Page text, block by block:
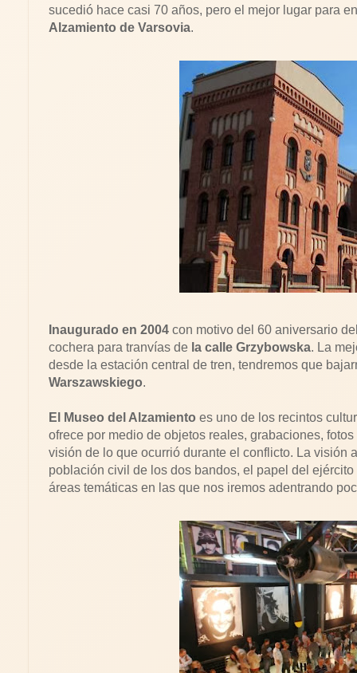
sucedió hace casi 70 años, pero el mejor lugar para
Alzamiento de Varsovia.
Inaugurado en 2004 con motivo del 60 aniversario
cochera para tranvías de la calle Grzybowska. La
desde la estación central de tren, tendremos que
Warszawskiego.
El Museo del Alzamiento es uno de los recintos
ofrece por medio de objetos reales, grabaciones,
visión de lo que ocurrió durante el conflicto. La visión
población civil de los dos bandos, el papel del
áreas temáticas en las que nos iremos adentrando